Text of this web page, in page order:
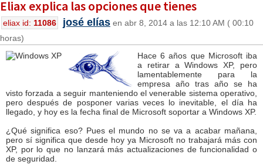
Eliax explica las opciones que tienes
eliax id: 11086 josé elías en abr 8, 2014 a las 12:10 AM ( 00:10
horas)
Hace 6 años que Microsoft iba
a retirar a Windows XP, pero
lamentablemente para la
empresa año tras año se ha
visto forzada a seguir manteniendo el venerable sistema operativo,
pero después de posponer varias veces lo inevitable, el día ha
llegado, y hoy es la fecha final de Microsoft soportar a Windows XP.
¿Qué significa eso? Pues el mundo no se va a acabar mañana,
pero sí significa que desde hoy ya Microsoft no trabajará más con
XP, por lo que no lanzará más actualizaciones de funcionalidad o
de seguridad.